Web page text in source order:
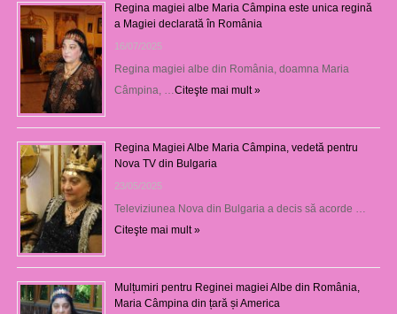
Regina magiei albe Maria Câmpina este unica regină
a Magiei declarată în România
16/07/2025
Regina magiei albe din România, doamna Maria
Câmpina, … Citeşte mai mult »
Regina Magiei Albe Maria Câmpina, vedetă pentru
Nova TV din Bulgaria
23/05/2025
Televiziunea Nova din Bulgaria a decis să acorde …
Citeşte mai mult »
Mulțumiri pentru Reginei magiei Albe din România,
Maria Câmpina din țară și America